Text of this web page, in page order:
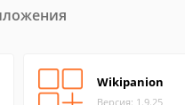
Wikipanion
Версия: 1.9.25